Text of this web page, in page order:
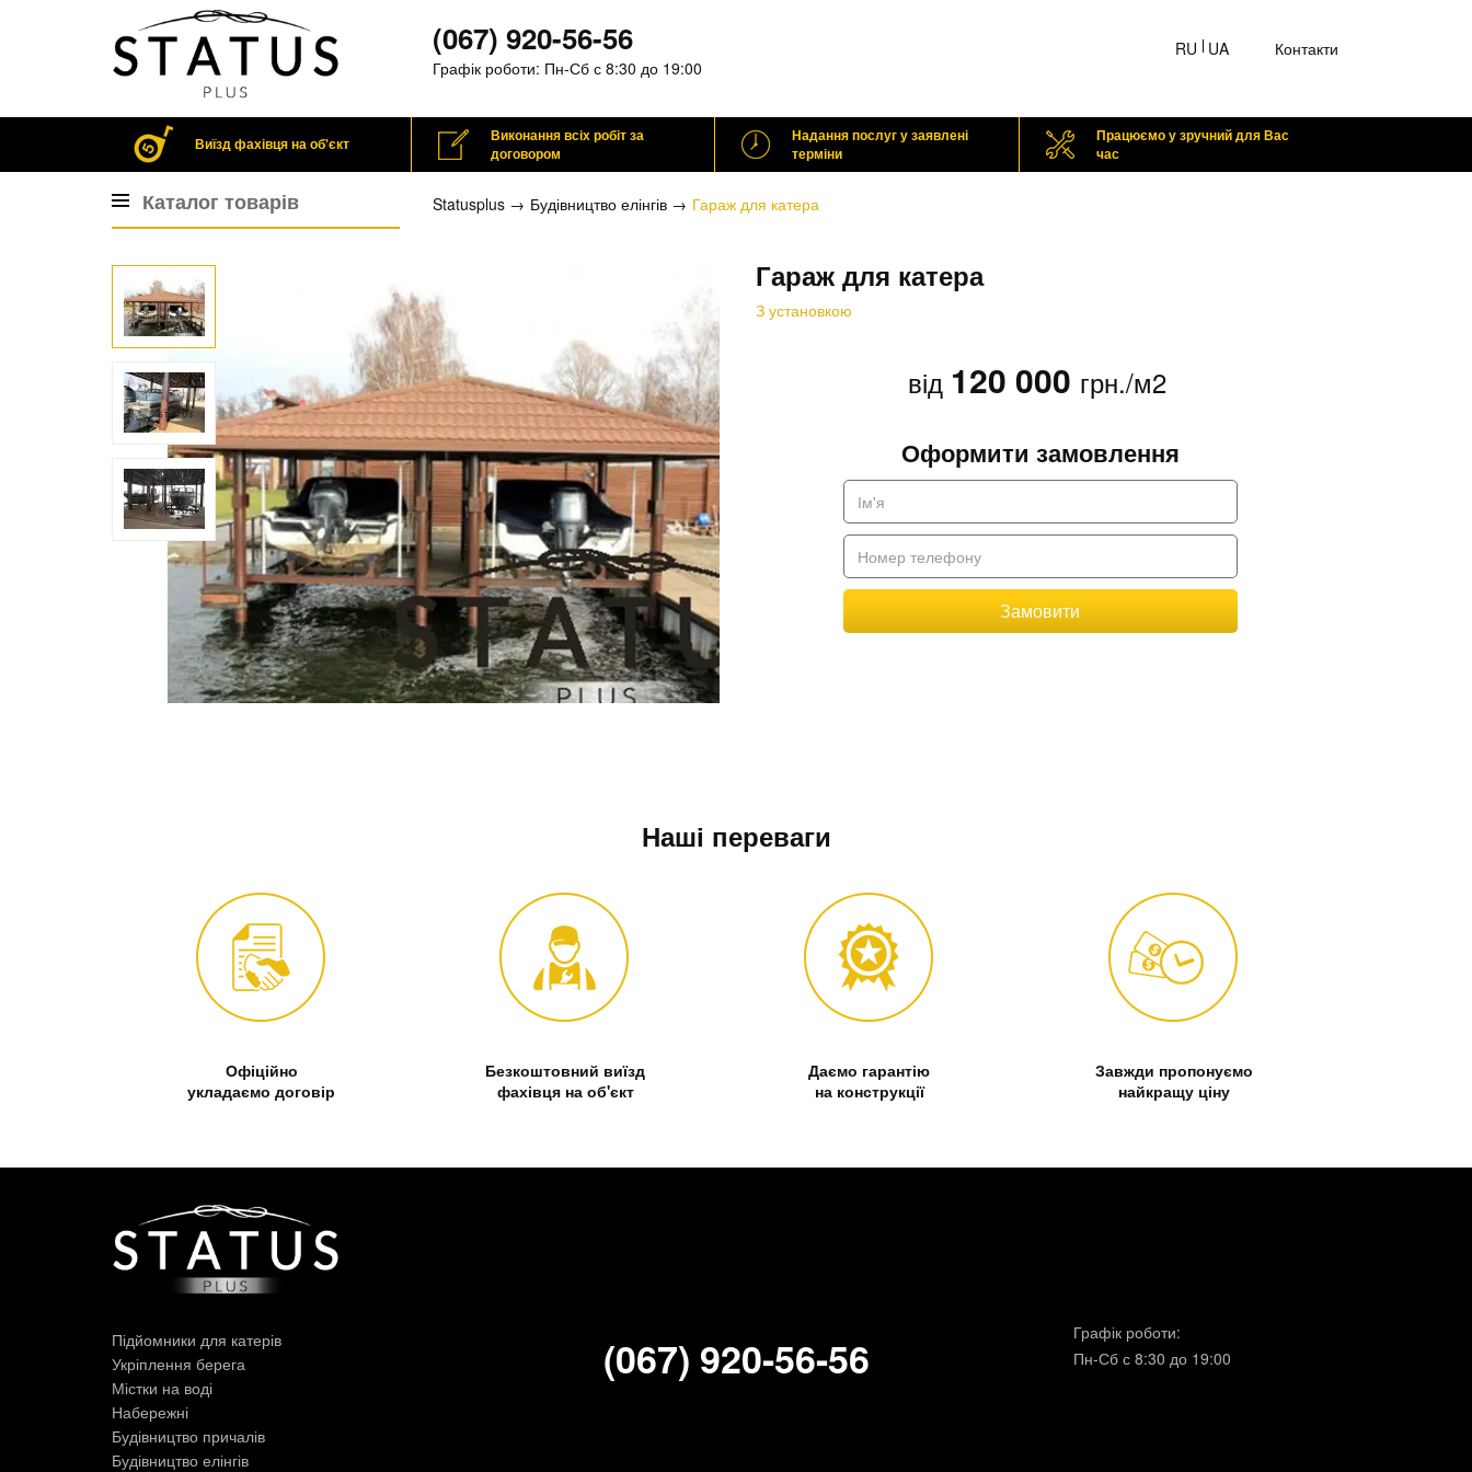
(067) 920-56-56
Графік роботи: Пн-Сб с 8:30 до 19:00
RU UA Контакти
Виїзд фахівця на об'єкт
Виконання всіх робіт за
договором
Надання послуг у заявлені
терміни
Працюємо у зручний для Вас
час
Каталог товарів Statusplus Будівництво елінгів Гараж для катера
Гараж для катера
З установкою
від 120 000 грн./м2
Оформити замовлення
Замовити
Наші переваги
Офіційно
укладаємо договір
Безкоштовний виїзд
фахівця на об'єкт
Даємо гарантію
на конструкції
Завжди пропонуємо
найкращу ціну
Підйомники для катерів
Укріплення берега
Містки на воді
Набережні
Будівництво причалів
Будівництво елінгів
(067) 920-56-56
Графік роботи:
Пн-Сб с 8:30 до 19:00